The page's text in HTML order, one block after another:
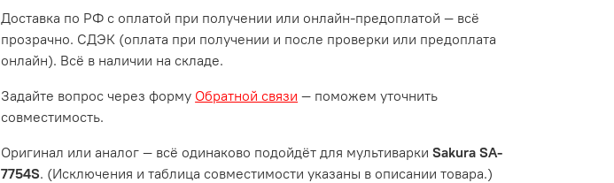
Доставка по РФ с оплатой при получении или онлайн-предоплатой — всё
прозрачно. СДЭК (оплата при получении и после проверки или предоплата
онлайн). Всё в наличии на складе.
Задайте вопрос через форму Обратной связи — поможем уточнить
совместимость.
Оригинал или аналог — всё одинаково подойдёт для мультиваркиSakura SA-
7754S. (Исключения и таблица совместимости указаны в описании товара.)